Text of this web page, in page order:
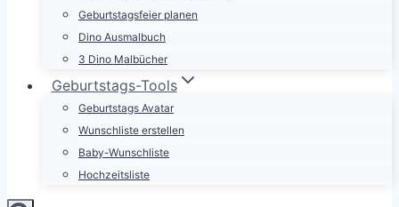
Geburtstagsfeier planen
Dino Ausmalbuch
3 Dino Malbücher
Geburtstags-Tools
Geburtstags Avatar
Wunschliste erstellen
Baby-Wunschliste
Hochzeitsliste